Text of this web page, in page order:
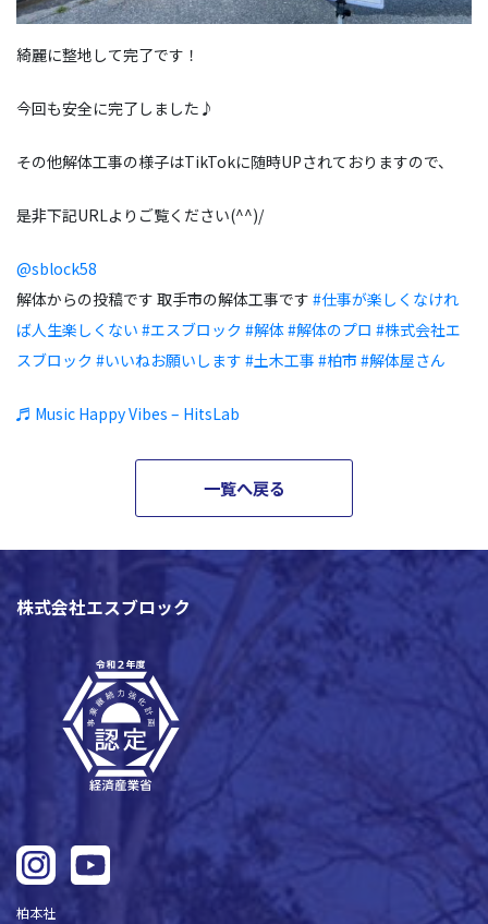
綺麗に整地して完了です！
今回も安全に完了しました♪
その他解体工事の様子はTikTokに随時UPされておりますので、
是非下記URLよりご覧ください(^^)/
@sblock58
解体からの投稿です 取手市の解体工事です #仕事が楽しくなけれ
ば人生楽しくない #エスブロック #解体#解体のプロ #株式会社エ
スブロック #いいねお願いします #土木工事 #柏市 #解体屋さん
♬ Music Happy Vibes – HitsLab
一覧へ戻る
株式会社エスブロック
柏本社